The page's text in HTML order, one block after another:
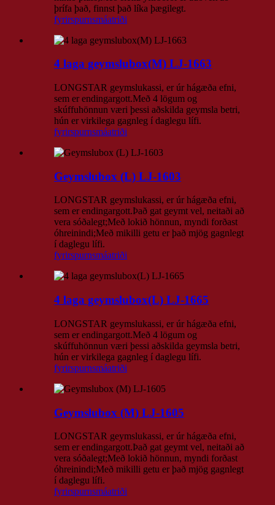
þrífa það, finnst það líka þægilegt.
fyrirspurnsmáatriði
4 laga geymslubox(M) LJ-1663
LONGSTAR geymslukassi, er úr hágæða efni,
sem er endingargott.Með 4 lögum og
skúffuhönnun væri þessi aðskilda geymsla betri,
hún er virkilega gagnleg í daglegu lífi.
fyrirspurnsmáatriði
Geymslubox (L) LJ-1603
LONGSTAR geymslukassi, er úr hágæða efni,
sem er endingargott.Það gat geymt vel, neitaði að
vera sóðalegt;Með lokið hönnun, myndi forðast
óhreinindi;Með mikilli getu er það mjög gagnlegt
í daglegu lífi.
fyrirspurnsmáatriði
4 laga geymslubox(L) LJ-1665
LONGSTAR geymslukassi, er úr hágæða efni,
sem er endingargott.Með 4 lögum og
skúffuhönnun væri þessi aðskilda geymsla betri,
hún er virkilega gagnleg í daglegu lífi.
fyrirspurnsmáatriði
Geymslubox (M) LJ-1605
LONGSTAR geymslukassi, er úr hágæða efni,
sem er endingargott.Það gat geymt vel, neitaði að
vera sóðalegt;Með lokið hönnun, myndi forðast
óhreinindi;Með mikilli getu er það mjög gagnlegt
í daglegu lífi.
fyrirspurnsmáatriði